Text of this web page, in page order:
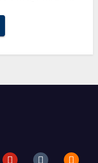
pinteresttumblr blogger